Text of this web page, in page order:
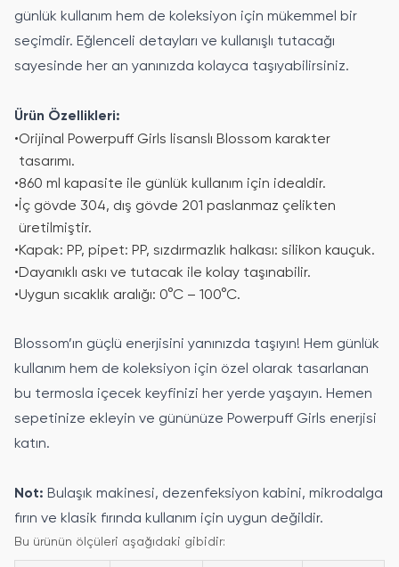
günlük kullanım hem de koleksiyon için mükemmel bir
seçimdir. Eğlenceli detayları ve kullanışlı tutacağı
sayesinde her an yanınızda kolayca taşıyabilirsiniz.
Ürün Özellikleri:
•Orijinal Powerpuff Girls lisanslı Blossom karakter
tasarımı.
•860 ml kapasite ile günlük kullanım için idealdir.
• İç gövde 304, dış gövde 201 paslanmaz çelikten
üretilmiştir.
•Kapak: PP, pipet: PP, sızdırmazlık halkası: silikon kauçuk.
•Dayanıklı askı ve tutacak ile kolay taşınabilir.
•Uygun sıcaklık aralığı: 0°C – 100°C.
Blossom’ın güçlü enerjisini yanınızda taşıyın! Hem günlük
kullanım hem de koleksiyon için özel olarak tasarlanan
bu termosla içecek keyfinizi her yerde yaşayın. Hemen
sepetinize ekleyin ve gününüze Powerpuff Girls enerjisi
katın.
Not: Bulaşık makinesi, dezenfeksiyon kabini, mikrodalga
fırın ve klasik fırında kullanım için uygun değildir.
Bu ürünün ölçüleri aşağıdaki gibidir: